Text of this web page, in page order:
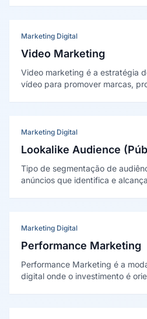
Marketing Digital
Video Marketing
Video marketing é a estratégia
vídeo para promover marcas,
Marketing Digital
Lookalike Audience
Tipo de segmentação de
anúncios que identifica e
Marketing Digital
Performance Marketing
Performance Marketing é a
digital onde o investimento é